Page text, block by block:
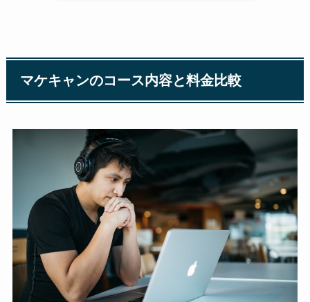
マケキャンのコース内容と料金比較